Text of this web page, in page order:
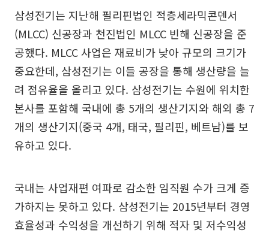
삼성전기는 지난해 필리핀법인 적층세라믹콘덴서
(MLCC) 신공장과 천진법인 MLCC 빈해 신공장을 준
공했다. MLCC 사업은 재료비가 낮아 규모의 크기가
중요한데, 삼성전기는 이들 공장을 통해 생산량을 늘
려 점유율을 올리고 있다. 삼성전기는 수원에 위치한
본사를 포함해 국내에 총 5개의 생산기지와 해외 총 7
개의 생산기지(중국 4개, 태국, 필리핀, 베트남)를 보
유하고 있다.
국내는 사업재편 여파로 감소한 임직원 수가 크게 증
가하지는 못하고 있다. 삼성전기는 2015년부터 경영
효율성과 수익성을 개선하기 위해 적자 및 저수익성